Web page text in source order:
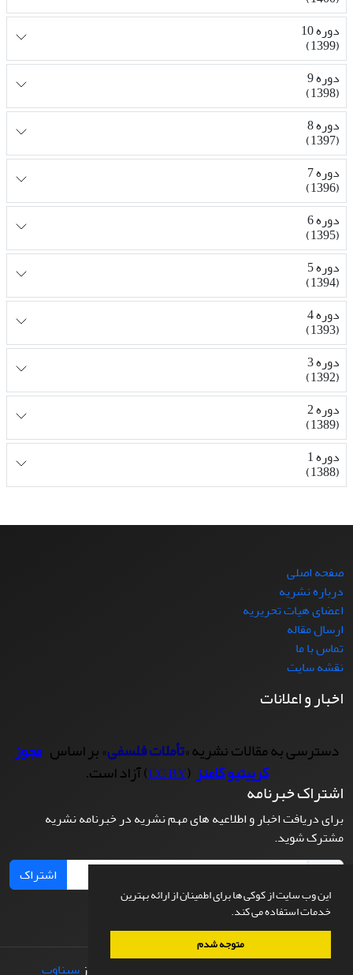
این وب سایت از کوکی ها برای اطمینان از ارائه بهترین
خدمات استفاده می کند.
متوجه شدم
دوره 10
(1399)
دوره 9
(1398)
دوره 8
(1397)
دوره 7
(1396)
دوره 6
(1395)
دوره 5
(1394)
دوره 4
(1393)
دوره 3
(1392)
دوره 2
(1389)
دوره 1
(1388)
صفحه اصلی
درباره نشریه
اعضای هیات تحریریه
ارسال مقاله
تماس با ما
نقشه سایت
اخبار و اعلانات
دسترسی به مقالات نشریه «تأملات فلسفی» بر اساس مجوز
کرییتیو کامنز(
CC BY) آزاد است.
اشتراک خبرنامه
برای دریافت اخبار و اطلاعیه های مهم نشریه در خبرنامه نشریه
مشترک شوید.
اشتراک
طراحی و پیاده سازی از سیناوب